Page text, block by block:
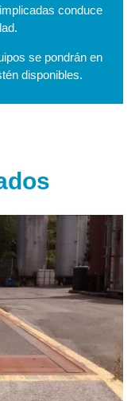
conduce
se pondrán en
disponibles.